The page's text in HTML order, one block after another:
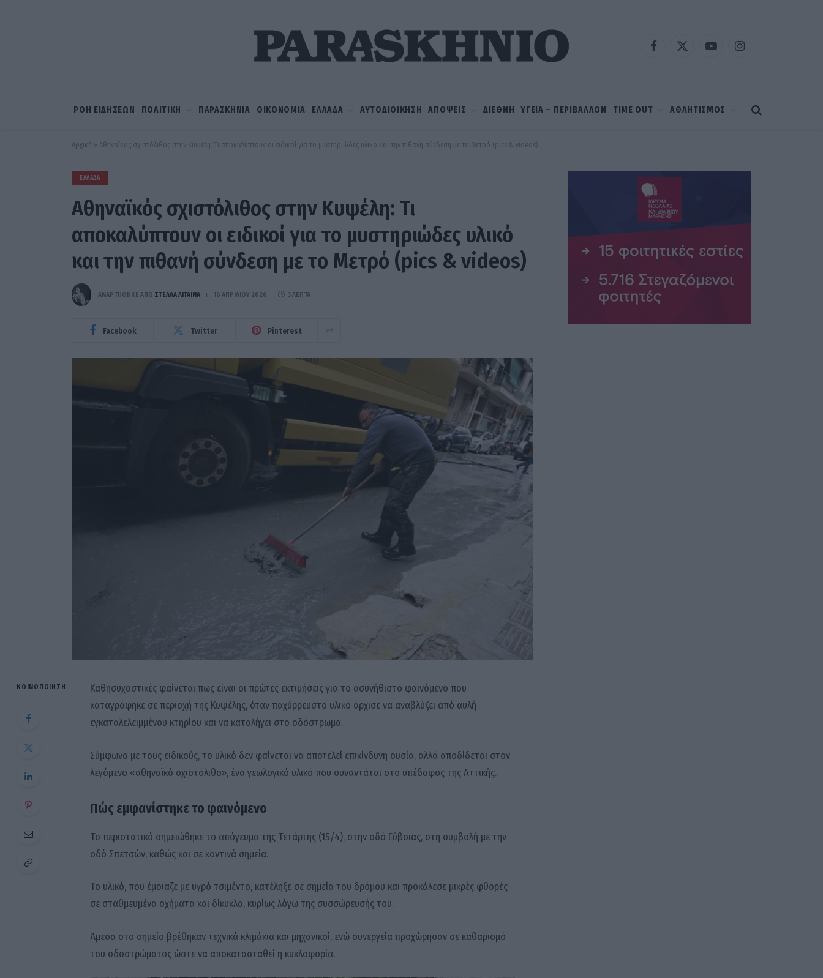
Facebook
X
YouTubeInstagram
ΡΟΗ ΕΙΔΗΣΕΩΝ ΠΟΛΙΤΙΚΗ ΠΑΡΑΣΚΗΝΙΑ ΟΙΚΟΝΟΜΙΑ ΕΛΛΑΔΑ ΑΥΤΟΔΙΟΙΚΗΣΗ ΑΠΟΨΕΙΣ ΔΙΕΘΝΗ ΥΓΕΙΑ – ΠΕΡΙΒΑΛΛΟΝ TIME OUT ΑΘΛΗΤΙΣΜΟΣ
Αρχική » Αθηναϊκός σχιστόλιθος στην Κυψέλη: Τι αποκαλύπτουν οι ειδικοί για το μυστηριώδες υλικό και την πιθανή σύνδεση με το Μετρό (pics & videos)
ΕΛΛΆΔΑ
Αθηναϊκός σχιστόλιθος στην Κυψέλη: Τι
αποκαλύπτουν οι ειδικοί για το μυστηριώδες υλικό
και την πιθανή σύνδεση με το Μετρό (pics & videos)
ΑΝΑΡΤΗΘΗΚΕ ΑΠΟ ΣΤΈΛΛΑ ΛΊΤΑΙΝΑ 16 ΑΠΡΙΛΊΟΥ 2026 3 ΛΕΠΤΆ
Facebook Twitter Pinterest
ΚΟΙΝΟΠΟΊΗΣΗ
Καθησυχαστικές φαίνεται πως είναι οι πρώτες εκτιμήσεις για το ασυνήθιστο φαινόμενο που
καταγράφηκε σε περιοχή της Κυψέλης, όταν παχύρρευστο υλικό άρχισε να αναβλύζει από αυλή
εγκαταλελειμμένου κτηρίου και να καταλήγει στο οδόστρωμα.
Σύμφωνα με τους ειδικούς, το υλικό δεν φαίνεται να αποτελεί επικίνδυνη ουσία, αλλά αποδίδεται στον
λεγόμενο «αθηναϊκό σχιστόλιθο», ένα γεωλογικό υλικό που συναντάται στο υπέδαφος της Αττικής.
Πώς εμφανίστηκε το φαινόμενο
Το περιστατικό σημειώθηκε το απόγευμα της Τετάρτης (15/4), στην οδό Εύβοιας, στη συμβολή με την
οδό Σπετσών, καθώς και σε κοντινά σημεία.
Το υλικό, που έμοιαζε με υγρό τσιμέντο, κατέληξε σε σημεία του δρόμου και προκάλεσε μικρές φθορές
σε σταθμευμένα οχήματα και δίκυκλα, κυρίως λόγω της συσσώρευσής του.
Άμεσα στο σημείο βρέθηκαν τεχνικά κλιμάκια και μηχανικοί, ενώ συνεργεία προχώρησαν σε καθαρισμό
του οδοστρώματος ώστε να αποκατασταθεί η κυκλοφορία.